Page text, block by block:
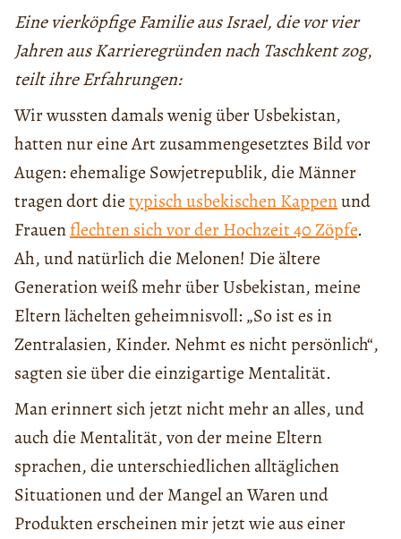
Eine vierköpfige Familie aus Israel, die vor vier
Jahren aus Karrieregründen nach Taschkent zog,
teilt ihre Erfahrungen:
Wir wussten damals wenig über Usbekistan,
hatten nur eine Art zusammengesetztes Bild vor
Augen: ehemalige Sowjetrepublik, die Männer
tragen dort dietypisch usbekischen Kappenund
Frauenflechten sich vor der Hochzeit 40 Zöpfe.
Ah, und natürlich die Melonen! Die ältere
Generation weiß mehr über Usbekistan, meine
Eltern lächelten geheimnisvoll: „So ist es in
Zentralasien, Kinder. Nehmt es nicht persönlich“,
sagten sie über die einzigartige Mentalität.
Man erinnert sich jetzt nicht mehr an alles, und
auch die Mentalität, von der meine Eltern
sprachen, die unterschiedlichen alltäglichen
Situationen und der Mangel an Waren und
Produkten erscheinen mir jetzt wie aus einer